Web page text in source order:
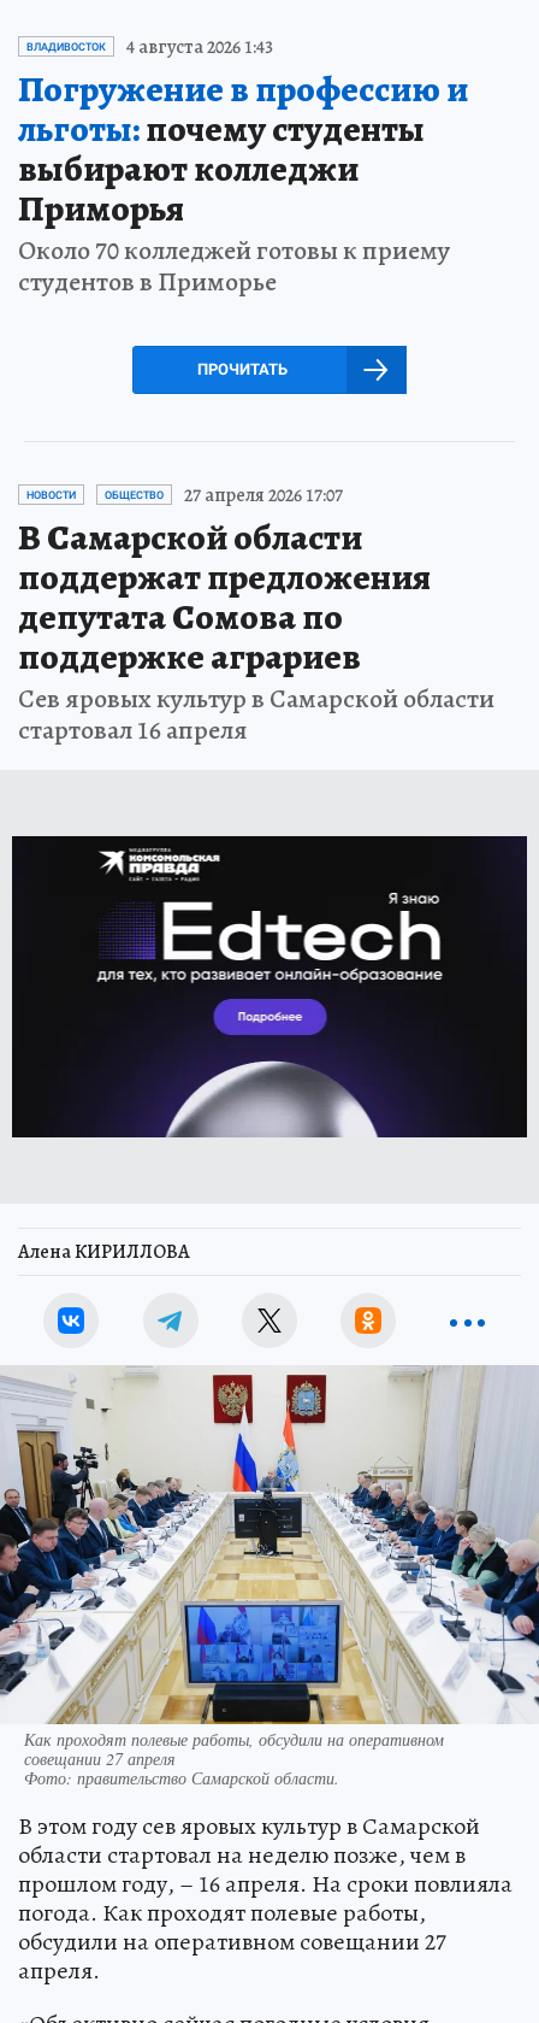
ВЛАДИВОСТОК 4 августа 2026 1:43
Погружение в профессию и
льготы:почему студенты
выбирают колледжи
Приморья
Около 70 колледжей готовы к приему
студентов в Приморье
ПРОЧИТАТЬ
НОВОСТИ ОБЩЕСТВО 27 апреля 2026 17:07
В Самарской области
поддержат предложения
депутата Сомова по
поддержке аграриев
Сев яровых культур в Самарской области
стартовал 16 апреля
Алена КИРИЛЛОВА
Как проходят полевые работы, обсудили на оперативном
совещании 27 апреля
Фото: правительство Самарской области.
В этом году сев яровых культур в Самарской
области стартовал на неделю позже, чем в
прошлом году, – 16 апреля. На сроки повлияла
погода. Как проходят полевые работы,
обсудили на оперативном совещании 27
апреля.